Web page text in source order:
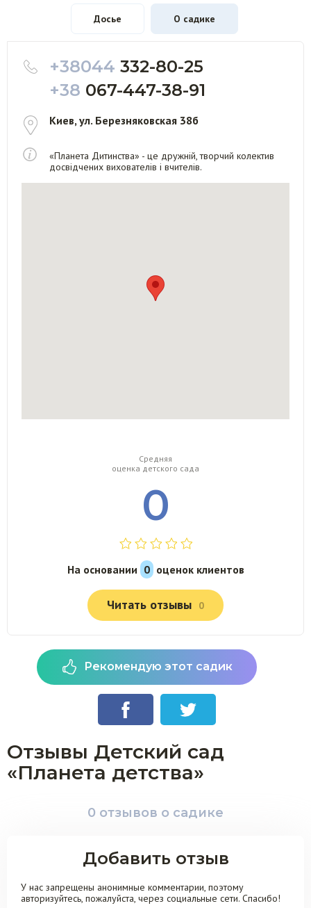
Досье О садике
+38044 332-80-25
+38 067-447-38-91
Киев, ул. Березняковская 38б
«Планета Дитинства» - це дружній, творчий колектив
досвідчених вихователів і вчителів.
Средняя
оценка детского сада
0
На основании 0 оценок клиентов
Читать отзывы 0
Рекомендую этот садик
Отзывы Детский сад
«Планета детства»
0 отзывов о садике
Добавить отзыв
У нас запрещены анонимные комментарии, поэтому
авторизуйтесь, пожалуйста, через социальные сети. Спасибо!